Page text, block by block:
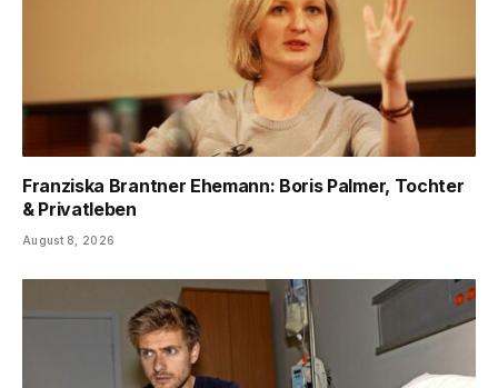
Franziska Brantner Ehemann: Boris Palmer, Tochter
& Privatleben
August 8, 2026